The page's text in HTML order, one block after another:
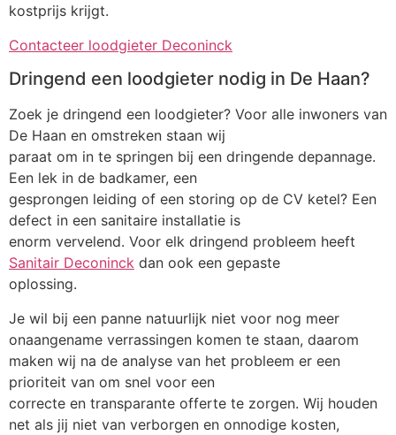
kostprijs krijgt.
Contacteer loodgieter Deconinck
Dringend een loodgieter nodig in De Haan?
Zoek je dringend een loodgieter? Voor alle inwoners van
De Haan en omstreken staan wij
paraat om in te springen bij een dringende depannage.
Een lek in de badkamer, een
gesprongen leiding of een storing op de CV ketel? Een
defect in een sanitaire installatie is
enorm vervelend. Voor elk dringend probleem heeft
Sanitair Deconinck dan ook een gepaste
oplossing.
Je wil bij een panne natuurlijk niet voor nog meer
onaangename verrassingen komen te staan, daarom
maken wij na de analyse van het probleem er een
prioriteit van om snel voor een
correcte en transparante offerte te zorgen. Wij houden
net als jij niet van verborgen en onnodige kosten,